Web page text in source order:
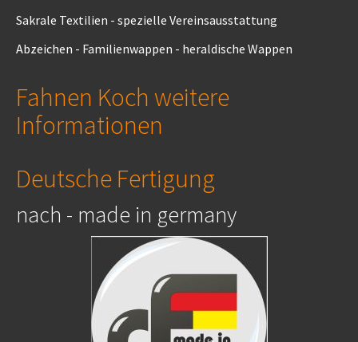
Sakrale Textilien - spezielle Vereinsausstattung
Abzeichen - Familienwappen - heraldische Wappen
Fahnen Koch weitere
Informationen
Deutsche Fertigung
nach - made in germany